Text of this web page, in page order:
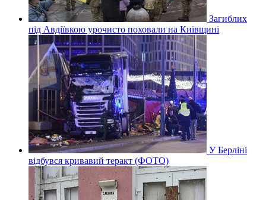
Загиблих
під Авдіївкою урочисто поховали на Київщині
У Берліні
відбувся кривавий теракт (ФОТО)